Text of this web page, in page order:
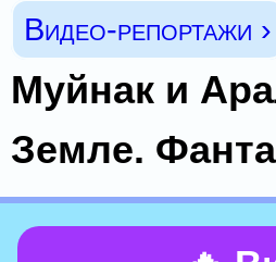
Видео-репортажи ›
Муйнак и
Земле.